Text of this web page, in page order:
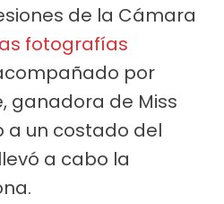
de la Cámara
fotografías
por
ganadora de Miss
a un costado del
a cabo la